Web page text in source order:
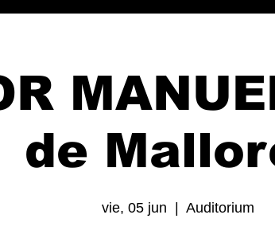
de
vie, 05 jun Auditorium